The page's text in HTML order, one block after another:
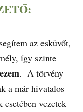
az esküvőt,
így szinte
. A törvény
a már hivatalos
vezetek